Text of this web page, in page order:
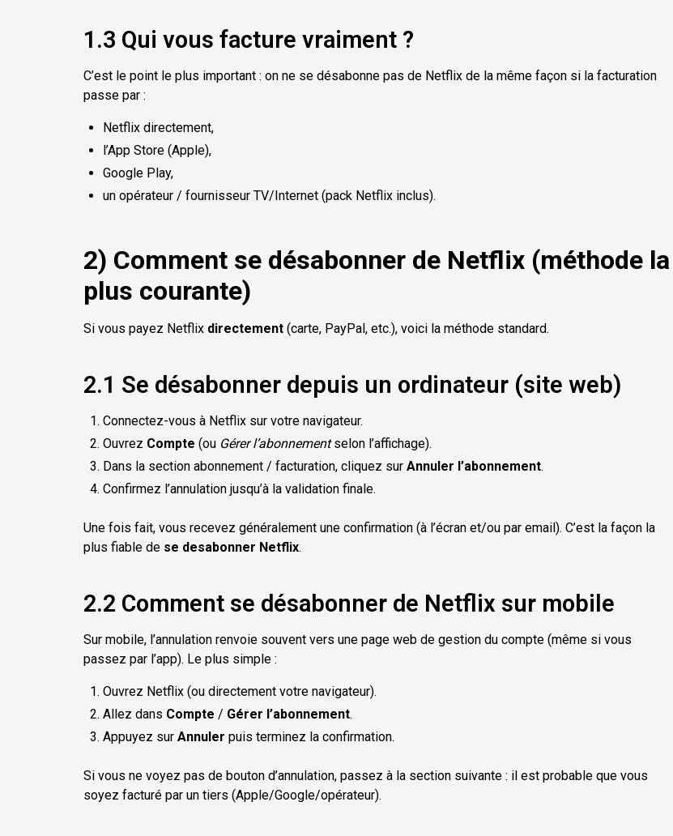
1.3 Qui vous facture vraiment ?
C’est le point le plus important : on ne se désabonne pas de Netflix de la même façon si la facturation
passe par :
Netflix directement,
l’App Store (Apple),
Google Play,
un opérateur / fournisseur TV/Internet (pack Netflix inclus).
2) Comment se désabonner de Netflix (méthode la
plus courante)
Si vous payez Netflix directement (carte, PayPal, etc.), voici la méthode standard.
2.1 Se désabonner depuis un ordinateur (site web)
Connectez-vous à Netflix sur votre navigateur.
Ouvrez Compte (ou Gérer l’abonnementselon l’affichage).
Dans la section abonnement / facturation, cliquez sur Annuler l’abonnement.
Confirmez l’annulation jusqu’à la validation finale.
Une fois fait, vous recevez généralement une confirmation (à l’écran et/ou par email). C’est la façon la
plus fiable de se desabonner Netflix.
2.2 Comment se désabonner de Netflix sur mobile
Sur mobile, l’annulation renvoie souvent vers une page web de gestion du compte (même si vous
passez par l’app). Le plus simple :
Ouvrez Netflix (ou directement votre navigateur).
Allez dans Compte / Gérer l’abonnement.
Appuyez sur Annuler puis terminez la confirmation.
Si vous ne voyez pas de bouton d’annulation, passez à la section suivante : il est probable que vous
soyez facturé par un tiers (Apple/Google/opérateur).